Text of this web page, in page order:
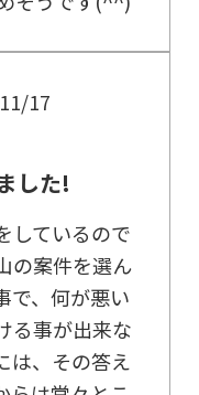
17
した!
しているので
の案件を選ん
で、何が悪い
る事が出来な
は、その答え